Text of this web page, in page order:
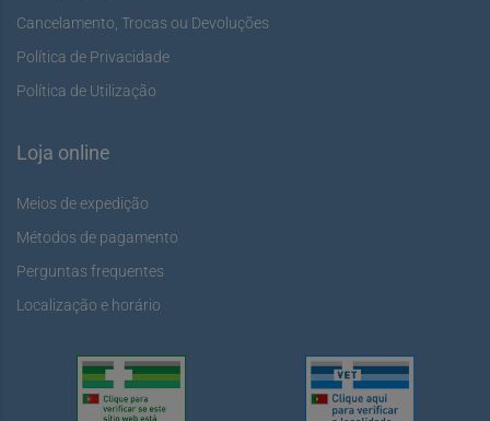
Cancelamento, Trocas ou Devoluções
Política de Privacidade
Política de Utilização
Loja online
Meios de expedição
Métodos de pagamento
Perguntas frequentes
Localização e horário